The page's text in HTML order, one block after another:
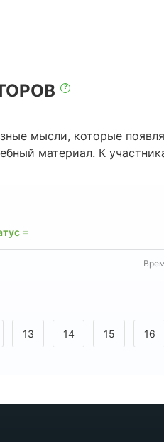
?
мысли, которые
материал. К
13 14 15 16